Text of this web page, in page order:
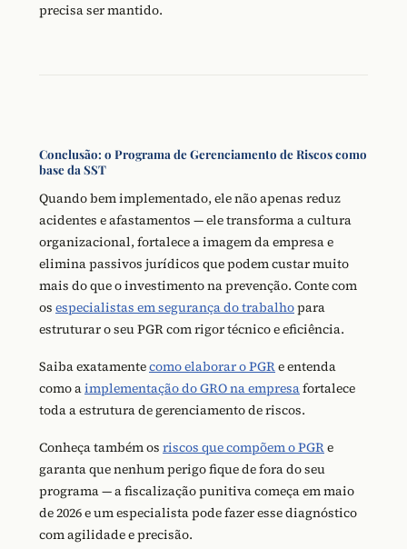
precisa ser mantido.
Conclusão: o Programa de Gerenciamento de Riscos como
base da SST
Quando bem implementado, ele não apenas reduz
acidentes e afastamentos — ele transforma a cultura
organizacional, fortalece a imagem da empresa e
elimina passivos jurídicos que podem custar muito
mais do que o investimento na prevenção. Conte com
os especialistas em segurança do trabalhopara
estruturar o seu PGR com rigor técnico e eficiência.
Saiba exatamentecomo elaborar o PGRe entenda
como aimplementação do GRO na empresafortalece
toda a estrutura de gerenciamento de riscos.
Conheça também os riscos que compõem o PGRe
garanta que nenhum perigo fique de fora do seu
programa — a fiscalização punitiva começa em maio
de 2026 e um especialista pode fazer esse diagnóstico
com agilidade e precisão.